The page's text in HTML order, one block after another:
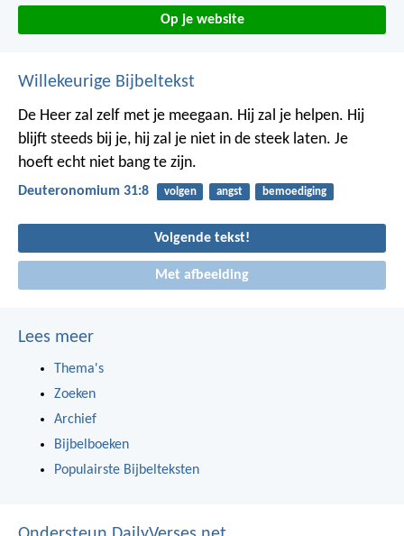
Op je website
Willekeurige Bijbeltekst
De Heer zal zelf met je meegaan. Hij zal je helpen. Hij
blijft steeds bij je, hij zal je niet in de steek laten. Je
hoeft echt niet bang te zijn.
Deuteronomium 31:8 volgen angst bemoediging
Volgende tekst!
Met afbeelding
Lees meer
Thema's
Zoeken
Archief
Bijbelboeken
Populairste Bijbelteksten